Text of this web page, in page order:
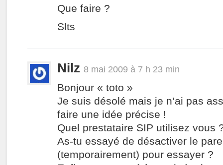
Que faire ?
Slts
Nilz 8 mai 2009 à 7 h 23 min
Bonjour « toto »
Je suis désolé mais je n’ai pas
faire une idée précise !
Quel prestataire SIP utilisez vous
As-tu essayé de désactiver le
(temporairement) pour essayer ?